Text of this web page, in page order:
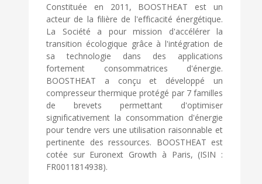
Constituée en 2011, BOOSTHEAT est un
acteur de la filière de l'efficacité énergétique.
La Société a pour mission d'accélérer la
transition écologique grâce à l'intégration de
sa technologie dans des applications
fortement consommatrices d'énergie.
BOOSTHEAT a conçu et développé un
compresseur thermique protégé par 7 familles
de brevets permettant d'optimiser
significativement la consommation d'énergie
pour tendre vers une utilisation raisonnable et
pertinente des ressources. BOOSTHEAT est
cotée sur Euronext Growth à Paris, (ISIN :
FR0011814938).